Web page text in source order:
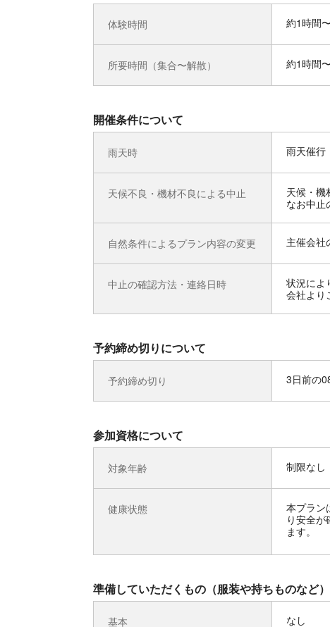
体験時間 約1時間〜
所要時間（集合〜解散） 約1時間
開催条件について
雨天時 雨天催行
天候不良・機材不良による中止
天候・機
なお中止
自然条件によるプラン内容の変更 主催会社
中止の確認方法・連絡日時
状況によ
会社より
予約締め切りについて
予約締め切り 3日前の
参加資格について
対象年齢 制限なし
健康状態
本プラン
り安全
ます。
準備していただくもの（服装や持ちものなど）
基本 なし